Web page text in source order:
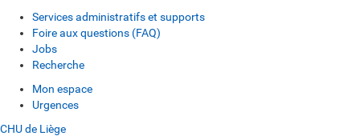
Services administratifs et supports
Foire aux questions (FAQ)
Jobs
Recherche
Mon espace
Urgences
CHU de Liège